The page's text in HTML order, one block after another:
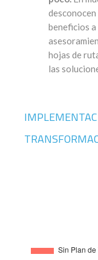
beneficios
hojas de
las